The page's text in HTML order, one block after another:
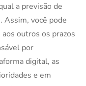
a previsão de
Assim, você pode
outros os prazos
por
digital, as
e em